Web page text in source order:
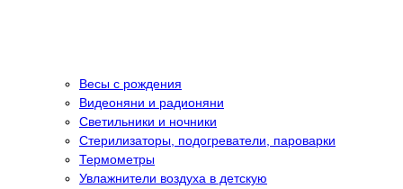
Весы с рождения
Видеоняни и радионяни
Светильники и ночники
Стерилизаторы, подогреватели, пароварки
Термометры
Увлажнители воздуха в детскую